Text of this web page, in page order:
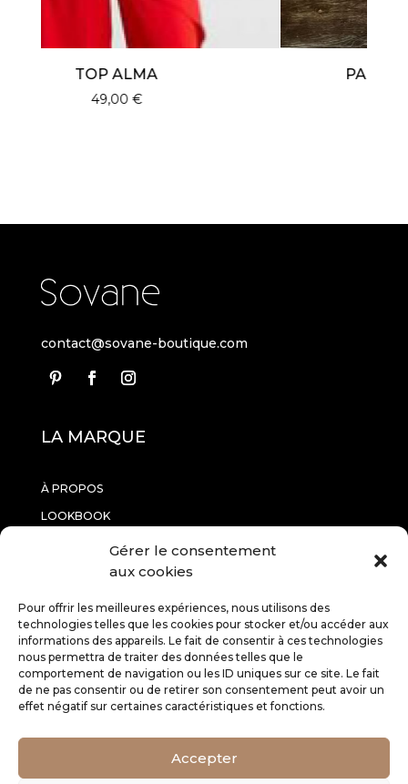
Gérer le consentement
aux cookies
Pour offrir les meilleures expériences, nous utilisons des
technologies telles que les cookies pour stocker et/ou accéder aux
informations des appareils. Le fait de consentir à ces technologies
nous permettra de traiter des données telles que le
comportement de navigation ou les ID uniques sur ce site. Le fait
de ne pas consentir ou de retirer son consentement peut avoir un
effet négatif sur certaines caractéristiques et fonctions.
Accepter
PANTALON ALMA ROUGE
contact@sovane-boutique.com
LA MARQUE
À PROPOS
LOOKBOOK
CONTACTEZ-NOUS
RETOURS
CGV
MENTIONS LÉGALES
SERVICE CLIENT